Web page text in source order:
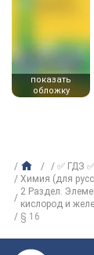
показать
обложку
✅ ГДЗ ✅
Химия (для
2 Раздел.
кислород и
§ 16